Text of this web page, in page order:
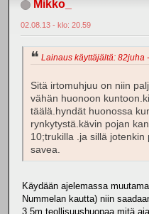
Mikko_
02.08.13 - klo: 20.59
Lainaus käyttäjältä: 82juha
Sitä irtomuhjuu on niin
vähän huonoon
täälä.hyndät huonossa
rynkytystä.kävin pojan
10;trukilla .ja sillä
savea.
Käydään ajelemassa
Nummelan kautta) niin
3,5m teollisuushuopaa mitä